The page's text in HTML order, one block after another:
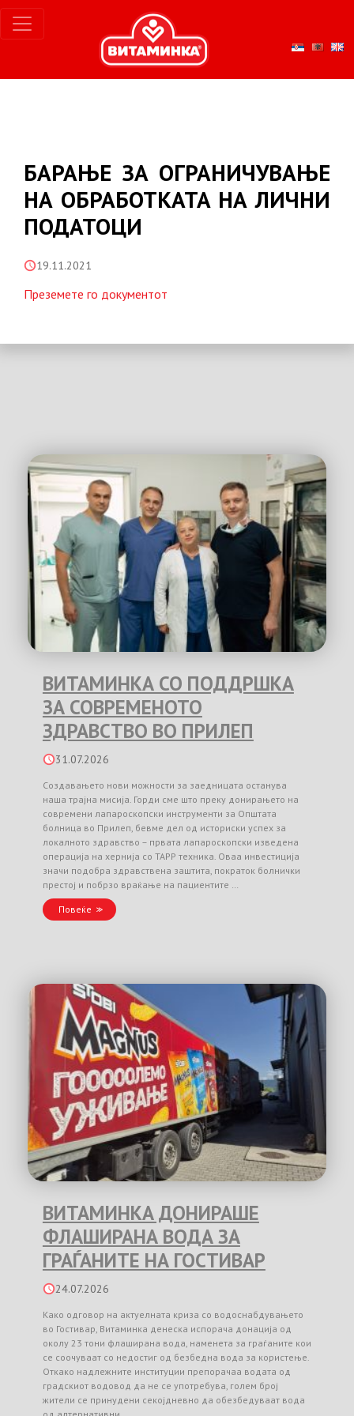
БАРАЊЕ ЗА ОГРАНИЧУВАЊЕ
НА ОБРАБОТКАТА НА ЛИЧНИ
ПОДАТОЦИ
19.11.2021
Преземете го документот
ВИТАМИНКА СО ПОДДРШКА
ЗА СОВРЕМЕНОТО
ЗДРАВСТВО ВО ПРИЛЕП
31.07.2026
Создавањето нови можности за заедницата останува
наша трајна мисија. Горди сме што преку донирањето на
современи лапароскопски инструменти за Општата
болница во Прилеп, бевме дел од историски успех за
локалното здравство – првата лапароскопски изведена
операција на хернија со TAPP техника. Оваа инвестиција
значи подобра здравствена заштита, пократок болнички
престој и побрзо враќање на пациентите …
Повеќе
ВИТАМИНКА ДОНИРАШЕ
ФЛАШИРАНА ВОДА ЗА
ГРАЃАНИТЕ НА ГОСТИВАР
24.07.2026
Како одговор на актуелната криза со водоснабдувањето
во Гостивар, Витаминка денеска испорача донација од
околу 23 тони флаширана вода, наменета за граѓаните кои
се соочуваат со недостиг од безбедна вода за користење.
Откако надлежните институции препорачаа водата од
градскиот водовод да не се употребува, голем број
жители се принудени секојдневно да обезбедуваат вода